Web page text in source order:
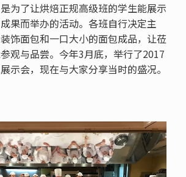
是为了让烘焙正规高级班的学生能展示
果而举办的活动。各班自行决定主
饰面包和一口大小的面包成品，让莅
观与品尝。今年3月底，举行了2017
示会，现在与大家分享当时的盛况。